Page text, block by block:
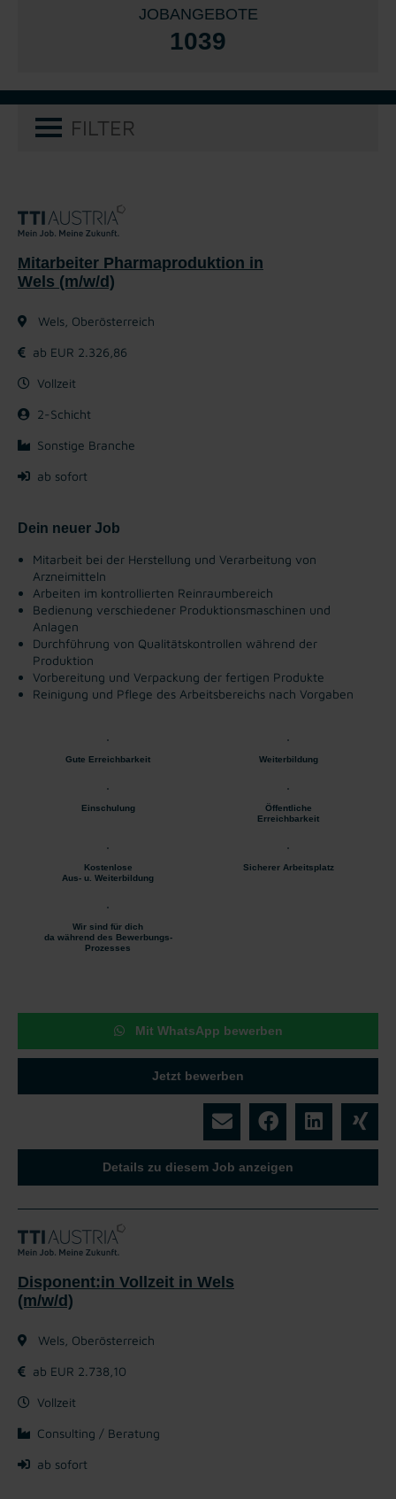
JOBANGEBOTE
1039
FILTER
Mitarbeiter Pharmaproduktion in
Wels (m/w/d)
Wels, Oberösterreich
ab EUR 2.326,86
Vollzeit
2-Schicht
Sonstige Branche
ab sofort
Dein neuer Job
Mitarbeit bei der Herstellung und Verarbeitung von
Arzneimitteln
Arbeiten im kontrollierten Reinraumbereich
Bedienung verschiedener Produktionsmaschinen und
Anlagen
Durchführung von Qualitätskontrollen während der
Produktion
Vorbereitung und Verpackung der fertigen Produkte
Reinigung und Pflege des Arbeitsbereichs nach Vorgaben
Gute Erreichbarkeit Weiterbildung
Einschulung
Öffentliche
Erreichbarkeit
Kostenlose
Aus- u. Weiterbildung
Sicherer Arbeitsplatz
Wir sind für dich
da während des Bewerbungs-
Prozesses
Mit WhatsApp bewerben
Jetzt bewerben
Details zu diesem Job anzeigen
Disponent:in Vollzeit in Wels
(m/w/d)
Wels, Oberösterreich
ab EUR 2.738,10
Vollzeit
Consulting / Beratung
ab sofort